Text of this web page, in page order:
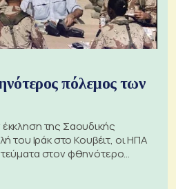
πόλεμος των
της Σαουδικής
του Ιράκ στο Κουβέιτ, οι ΗΠΑ
στον φθηνότερο